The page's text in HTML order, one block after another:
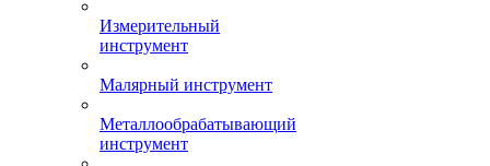
Измерительный
инструмент
Малярный инструмент
Металлообрабатывающий
инструмент